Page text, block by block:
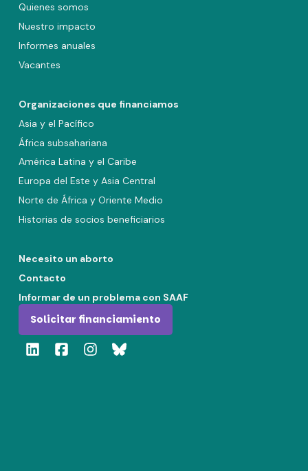
Quienes somos
Nuestro impacto
Informes anuales
Vacantes
Organizaciones que financiamos
Asia y el Pacífico
África subsahariana
América Latina y el Caribe
Europa del Este y Asia Central
Norte de África y Oriente Medio
Historias de socios beneficiarios
Necesito un aborto
Contacto
Informar de un problema con SAAF
Solicitar financiamiento